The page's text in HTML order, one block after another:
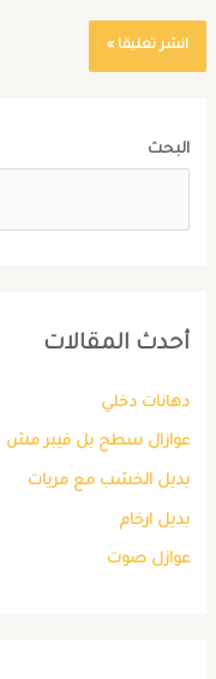
البحث
أحدث المقالات
دهانات دخلي
عوازال سطح بل فيبر مش
بديل الخشب مع مريات
بديل ارخام
عوازل صوت